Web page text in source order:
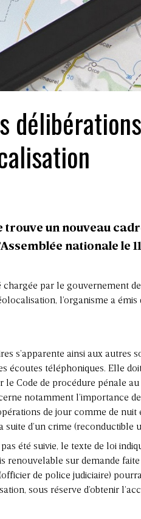
un nouveau
nationale le
par le gouvernement
l’organisme a émis
s’apparente ainsi aux autres
écoutes téléphoniques. Elle
Code de procédure pénale au
notamment l’importance
de jour comme de nuit
d’un crime (reconductible
été suivie, le texte de loi
renouvelable sur demande
de police judiciaire)
sous réserve d’obtenir